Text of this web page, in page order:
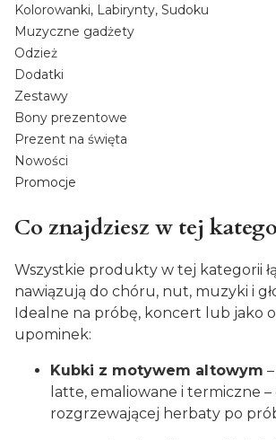
Kolorowanki, Labirynty, Sudoku
Muzyczne gadżety
Odzież
Dodatki
Zestawy
Bony prezentowe
Prezent na święta
Nowości
Promocje
Co znajdziesz w tej
Wszystkie produkty w tej kategorii
nawiązują do chóru, nut, muzyki i
Idealne na próbę, koncert lub jako
upominek:
Kubki z motywem altowym
latte, emaliowane i termiczne –
rozgrzewającej herbaty po